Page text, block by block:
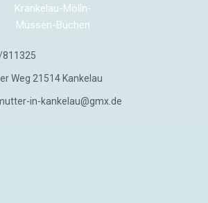
Weg 21514 Kankelau
in-kankelau@gmx.de